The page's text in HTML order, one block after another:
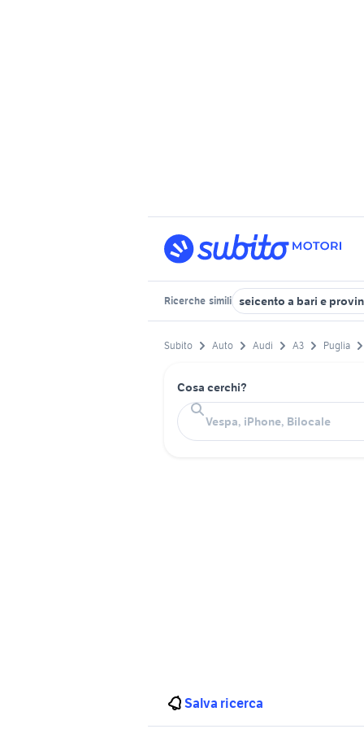
Ricerche simili seicento a bari e
Subito Auto Audi A3 Puglia
Cosa cerchi?
Salva ricerca